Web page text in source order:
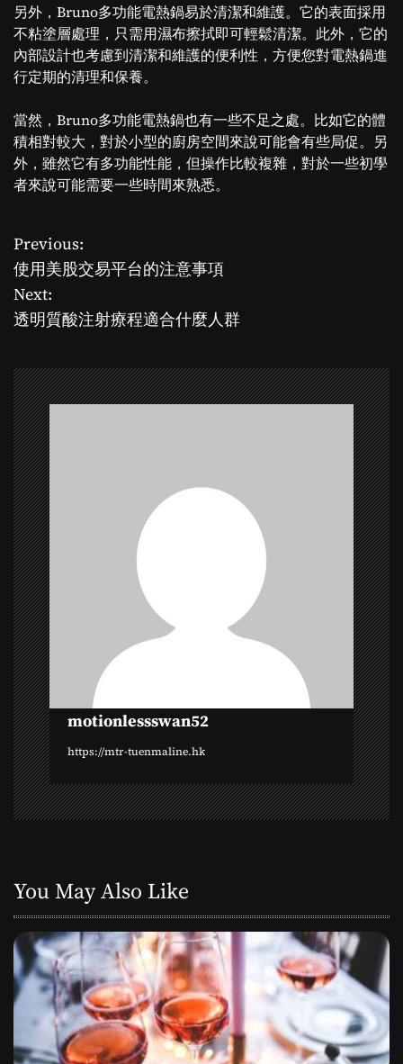
另外，Bruno多功能電熱鍋易於清潔和維護。它的表面採用
不粘塗層處理，只需用濕布擦拭即可輕鬆清潔。此外，它的
內部設計也考慮到清潔和維護的便利性，方便您對電熱鍋進
行定期的清理和保養。
當然，Bruno多功能電熱鍋也有一些不足之處。比如它的體
積相對較大，對於小型的廚房空間來說可能會有些局促。另
外，雖然它有多功能性能，但操作比較複雜，對於一些初學
者來說可能需要一些時間來熟悉。
P
o
s
t
n
a
v
i
g
a
t
i
o
n
Previous:
使用美股交易平台的注意事項
Next:
透明質酸注射療程適合什麼人群
motionlessswan52
https://mtr-tuenmaline.hk
You May Also Like